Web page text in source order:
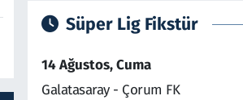
Süper Lig Fikstür
14 Ağustos, Cuma
Galatasaray - Çorum FK